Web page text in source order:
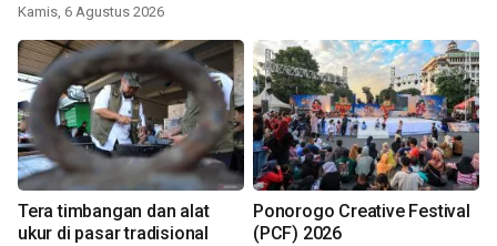
Kamis, 6 Agustus 2026
Tera timbangan dan alat
ukur di pasar tradisional
Ponorogo Creative Festival
(PCF) 2026